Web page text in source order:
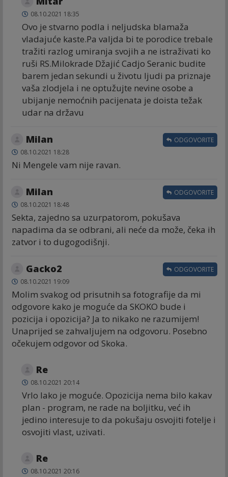
08.10.2021 18:35
Ovo je stvarno podla i neljudska blamaža
vladajuće kaste.Pa valjda bi te porodice trebale
tražiti razlog umiranja svojih a ne istraživati ko
ruši RS.Milokrade Džajić Cadjo Seranic budite
barem jedan sekundi u životu ljudi pa priznaje
vaša zlodjela i ne optužujte nevine osobe a
ubijanje nemoćnih pacijenata je doista težak
udar na državu
Milan
08.10.2021 18:28
Ni Mengele vam nije ravan.
ODGOVORITE
Milan
08.10.2021 18:48
Sekta, zajedno sa uzurpatorom, pokušava
napadima da se odbrani, ali neće da može, čeka ih
zatvor i to dugogodišnji.
ODGOVORITE
Gacko2
08.10.2021 19:09
Molim svakog od prisutnih sa fotografije da mi
odgovore kako je moguće da SKOKO bude i
pozicija i opozicija? Ja to nikako ne razumijem!
Unaprijed se zahvaljujem na odgovoru. Posebno
očekujem odgovor od Skoka.
ODGOVORITE
Re
08.10.2021 20:14
Vrlo lako je moguće. Opozicija nema bilo kakav
plan - program, ne rade na boljitku, već ih
jedino interesuje to da pokušaju osvojiti fotelje i
osvojiti vlast, uzivati.
Re
08.10.2021 20:16